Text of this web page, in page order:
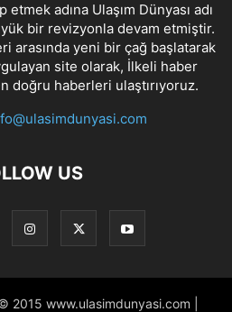
adına Ulaşım Dünyası adı
bir revizyonla devam etmiştir.
arasında yeni bir çağ başlatarak
site olarak, İlkeli haber
doğru haberleri ulaştırıyoruz.
US
2015 www.ulasimdunyasi.com |